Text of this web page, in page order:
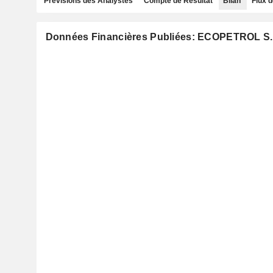
Données Financières Publiées: ECOPETROL